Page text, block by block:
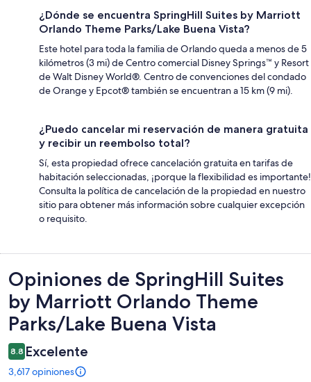
¿Dónde se encuentra SpringHill Suites by Marriott
Orlando Theme Parks/Lake Buena Vista?
Este hotel para toda la familia de Orlando queda a menos de 5
kilómetros (3 mi) de Centro comercial Disney Springs™ y Resort
de Walt Disney World®. Centro de convenciones del condado
de Orange y Epcot® también se encuentran a 15 km (9 mi).
¿Puedo cancelar mi reservación de manera gratuita
y recibir un reembolso total?
Sí, esta propiedad ofrece cancelación gratuita en tarifas de
habitación seleccionadas, ¡porque la flexibilidad es importante!
Consulta la política de cancelación de la propiedad en nuestro
sitio para obtener más información sobre cualquier excepción
o requisito.
Opiniones
Opiniones de SpringHill Suites
by Marriott Orlando Theme
Parks/Lake Buena Vista
8.8 Excelente
3,617 opiniones